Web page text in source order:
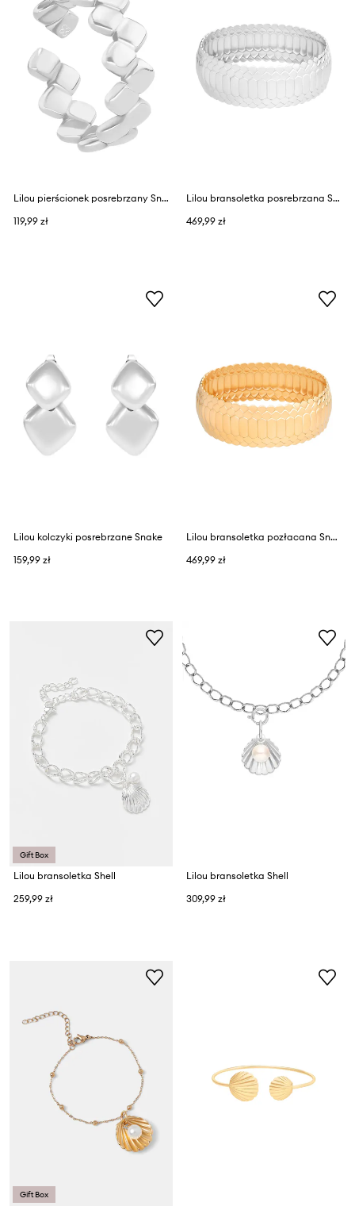
Lilou pierścionek posrebrzany Snake
119,99 zł
Lilou bransoletka posrebrzana Snake
469,99 zł
Lilou kolczyki posrebrzane Snake
159,99 zł
Lilou bransoletka pozłacana Snake
469,99 zł
Gift Box
Lilou bransoletka Shell
259,99 zł
Lilou bransoletka Shell
309,99 zł
Gift Box